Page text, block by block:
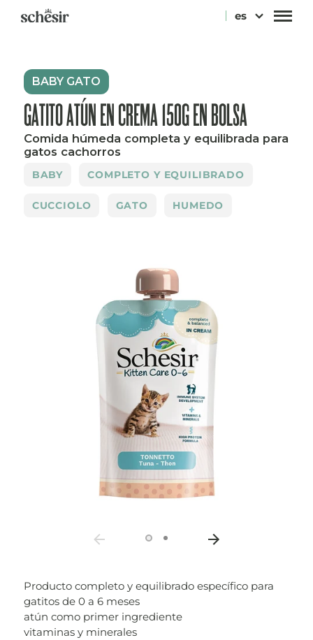
directamente
es
BABY GATO
GATITO ATÚN EN CREMA 150G EN BOLSA
Comida húmeda completa y equilibrada para
gatos cachorros
BABY COMPLETO Y EQUILIBRADO
CUCCIOLO GATO HUMEDO
Producto completo y equilibrado específico para
gatitos de 0 a 6 meses
atún como primer ingrediente
vitaminas y minerales